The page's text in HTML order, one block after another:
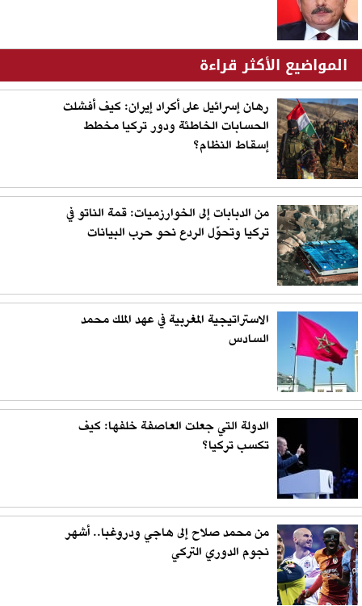
المواضيع الأكثر قراءة
رهان إسرائيل على أكراد إيران: كيف أفشلت
الحسابات الخاطئة ودور تركيا مخطط
إسقاط النظام؟
من الدبابات إلى الخوارزميات: قمة الناتو في
تركيا وتحوّل الردع نحو حرب البيانات
الاستراتيجية المغربية في عهد الملك محمد
السادس
الدولة التي جعلت العاصفة خلفها: كيف
تكسب تركيا؟
من محمد صلاح إلى هاجي ودروغبا.. أشهر
نجوم الدوري التركي